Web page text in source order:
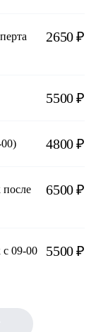
2650 ₽
5500 ₽
4800 ₽
после
6500 ₽
с 09-00
5500 ₽